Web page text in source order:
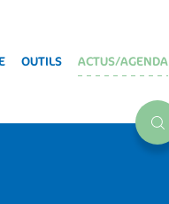
OUTILS ACTUS/AGENDA